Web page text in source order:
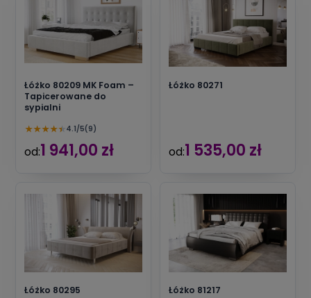
Łóżko 80209 MK Foam –
Tapicerowane do
sypialni
★★★★★ 4.1/5(9)
od:1 941,00 zł
Łóżko 80271
od:1 535,00 zł
Łóżko 80295
Łóżko 81217